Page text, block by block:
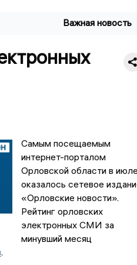
Важная новость
Самым посещаемым
интернет-порталом
Орловской области в
оказалось сетевое
«Орловские новости».
Рейтинг орловских
электронных СМИ за
минувший месяц
.